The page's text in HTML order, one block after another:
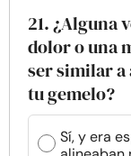
21. ¿Alguna
dolor o una
ser similar a
tu gemelo?
Sí, y era